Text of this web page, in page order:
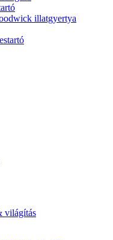
illatgyertya
világítás